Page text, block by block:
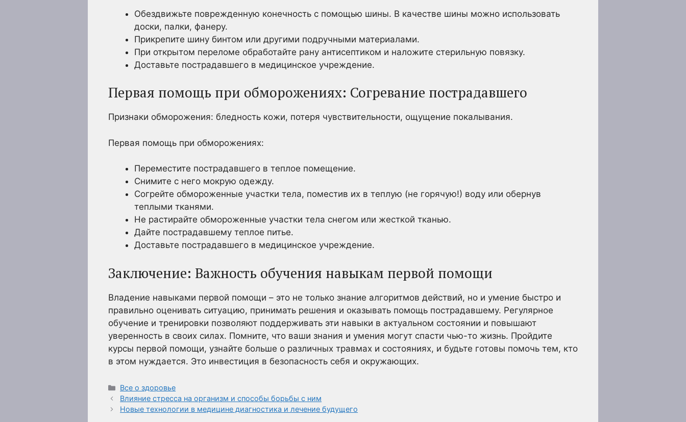
Обездвижьте поврежденную конечность с помощью шины. В качестве шины можно использовать
доски, палки, фанеру.
Прикрепите шину бинтом или другими подручными материалами.
При открытом переломе обработайте рану антисептиком и наложите стерильную повязку.
Доставьте пострадавшего в медицинское учреждение.
Первая помощь при обморожениях: Согревание пострадавшего
Признаки обморожения: бледность кожи, потеря чувствительности, ощущение покалывания.
Первая помощь при обморожениях:
Переместите пострадавшего в теплое помещение.
Снимите с него мокрую одежду.
Согрейте обмороженные участки тела, поместив их в теплую (не горячую!) воду или обернув
теплыми тканями.
Не растирайте обмороженные участки тела снегом или жесткой тканью.
Дайте пострадавшему теплое питье.
Доставьте пострадавшего в медицинское учреждение.
Заключение: Важность обучения навыкам первой помощи
Владение навыками первой помощи – это не только знание алгоритмов действий, но и умение быстро и
правильно оценивать ситуацию, принимать решения и оказывать помощь пострадавшему. Регулярное
обучение и тренировки позволяют поддерживать эти навыки в актуальном состоянии и повышают
уверенность в своих силах. Помните, что ваши знания и умения могут спасти чью-то жизнь. Пройдите
курсы первой помощи, узнайте больше о различных травмах и состояниях, и будьте готовы помочь тем, кто
в этом нуждается. Это инвестиция в безопасность себя и окружающих.
Рубрики
Все о здоровье
Влияние стресса на организм и способы борьбы с ним
Новые технологии в медицине диагностика и лечение будущего